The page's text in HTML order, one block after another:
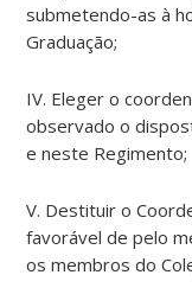
submetendo-as à
Graduação;
IV. Eleger o
observado o
e neste Regimento;
V. Destituir o
favorável de pelo
os membros do